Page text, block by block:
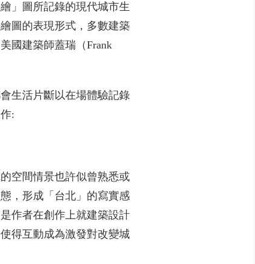
」圖所記錄的現代城市生
圖的表現形式，多數建築
國建築師蓋瑞（Frank
生活片斷以在場體驗記錄
:
空間情景也許似曾熟悉或
，形成「台北」的寫實感
作者在創作上就建築設計
得互動成為激發對改變城